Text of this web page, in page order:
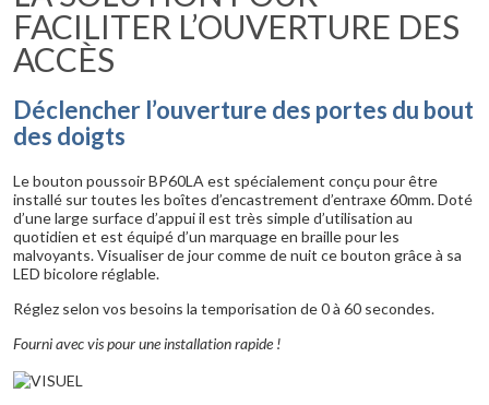
FACILITER L’OUVERTURE DES
ACCÈS
Déclencher l’ouverture des portes du bout
des doigts
Le bouton poussoir BP60LA est spécialement conçu pour être
installé sur toutes les boîtes d’encastrement d’entraxe 60mm. Doté
d’une large surface d’appui il est très simple d’utilisation au
quotidien et est équipé d’un marquage en braille pour les
malvoyants. Visualiser de jour comme de nuit ce bouton grâce à sa
LED bicolore réglable.
Réglez selon vos besoins la temporisation de 0 à 60 secondes.
Fourni avec vis pour une installation rapide !